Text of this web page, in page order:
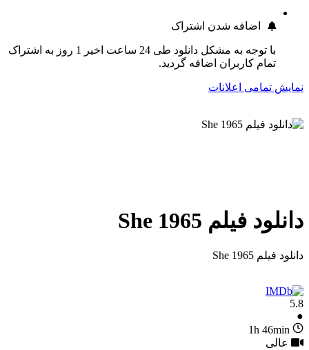
اضافه شدن اشتراک
با توجه به مشکل دانلود طی 24 ساعت اخیر 1 روز به اشتراک
تمام کاربران اضافه گردید.
نمایش تمامی اعلانات
دانلود فیلم She 1965
دانلود فیلم She 1965
5.8
●
1h 46min
عالی